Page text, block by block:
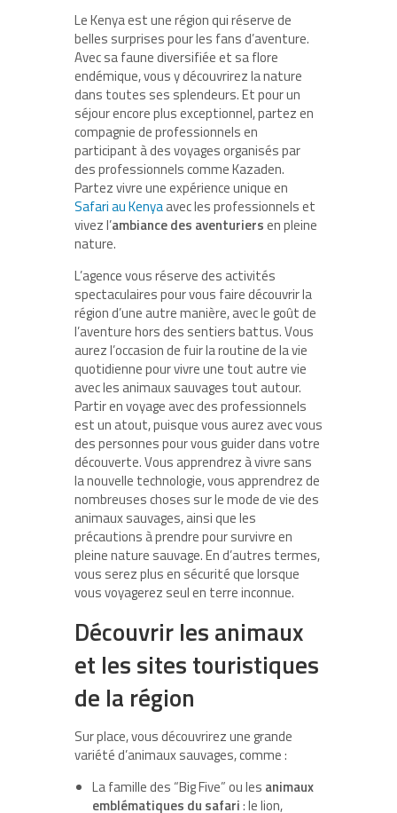
Le Kenya est une région qui réserve de
belles surprises pour les fans d’aventure.
Avec sa faune diversifiée et sa flore
endémique, vous y découvrirez la nature
dans toutes ses splendeurs. Et pour un
séjour encore plus exceptionnel, partez en
compagnie de professionnels en
participant à des voyages organisés par
des professionnels comme Kazaden.
Partez vivre une expérience unique en
Safari au Kenyaavec les professionnels et
vivez l’ambiance des aventuriersen pleine
nature.
L’agence vous réserve des activités
spectaculaires pour vous faire découvrir la
région d’une autre manière, avec le goût de
l’aventure hors des sentiers battus. Vous
aurez l’occasion de fuir la routine de la vie
quotidienne pour vivre une tout autre vie
avec les animaux sauvages tout autour.
Partir en voyage avec des professionnels
est un atout, puisque vous aurez avec vous
des personnes pour vous guider dans votre
découverte. Vous apprendrez à vivre sans
la nouvelle technologie, vous apprendrez de
nombreuses choses sur le mode de vie des
animaux sauvages, ainsi que les
précautions à prendre pour survivre en
pleine nature sauvage. En d’autres termes,
vous serez plus en sécurité que lorsque
vous voyagerez seul en terre inconnue.
Découvrir les animaux
et les sites touristiques
de la région
Sur place, vous découvrirez une grande
variété d’animaux sauvages, comme :
La famille des “Big Five” ou les animaux
emblématiques du safari: le lion,